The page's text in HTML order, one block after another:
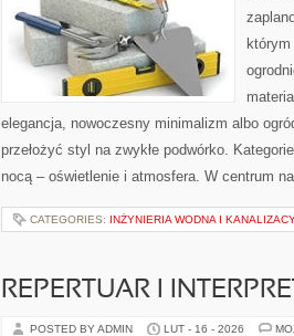
elegancja, nowoczesny minimalizm albo
przełożyć styl na zwykłe podwórko.
nocą – oświetlenie i atmosfera. W centrum
CATEGORIES: INŻYNIERIA WODNA I
REPERTUAR I
POSTED BY ADMIN LUT - 16 - 2026